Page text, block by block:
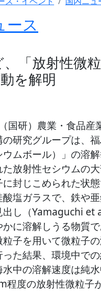
ース
「放射性微
を解明
国研）農業・食品
研究グループは、
ウムボール）」の溶
た放射性セシウムの
封じこめられた状
塩ガラスで、鉄や
出し（Yamaguchi
に溶解しうる物質
子を用いて微粒子
った結果、環境中で
中の溶解速度は純
程度の放射性微粒子